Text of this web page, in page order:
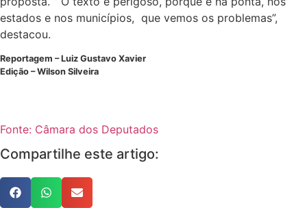
estados e nos municípios, que vemos os problemas”,
destacou.
Reportagem – Luiz Gustavo Xavier
Edição – Wilson Silveira
Fonte: Câmara dos Deputados
Compartilhe este artigo: